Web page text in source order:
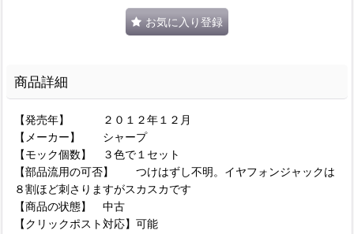
お気に入り登録
商品詳細
【発売年】 ２０１２年１２月
【メーカー】 シャープ
【モック個数】 ３色で１セット
【部品流用の可否】 つけはずし不明。イヤフォンジャックは
８割ほど刺さりますがスカスカです
【商品の状態】 中古
【クリックポスト対応】可能